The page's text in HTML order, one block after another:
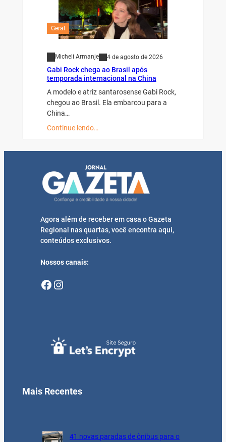
Geral
Micheli Armanje 4 de agosto de 2026
Gabi Rock chega ao Brasil após
temporada internacional na China
A modelo e atriz santarosense Gabi Rock,
chegou ao Brasil. Ela embarcou para a
China…
Continue lendo…
Agora além de receber em casa o Gazeta
Regional nas quartas, você encontra aqui,
conteúdos exclusivos.
Nossos canais:
Facebook Instagram
Mais Recentes
41 novas paradas de ônibus para o